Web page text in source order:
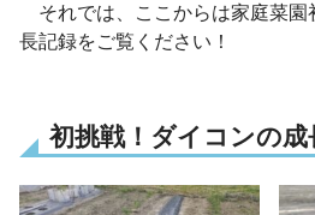
それでは、ここからは家庭菜園
長記録をご覧ください！
初挑戦！ダイコンの成